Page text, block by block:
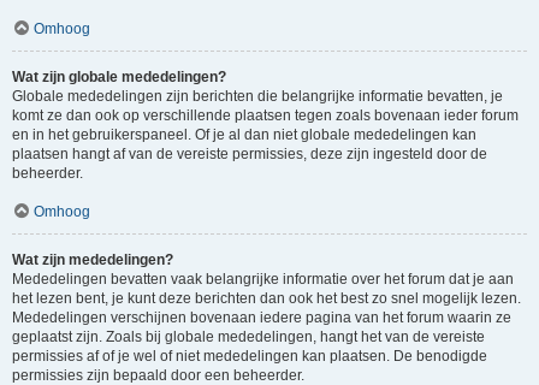
Omhoog
Wat zijn globale mededelingen?
Globale mededelingen zijn berichten die belangrijke informatie bevatten, je
komt ze dan ook op verschillende plaatsen tegen zoals bovenaan ieder forum
en in het gebruikerspaneel. Of je al dan niet globale mededelingen kan
plaatsen hangt af van de vereiste permissies, deze zijn ingesteld door de
beheerder.
Omhoog
Wat zijn mededelingen?
Mededelingen bevatten vaak belangrijke informatie over het forum dat je aan
het lezen bent, je kunt deze berichten dan ook het best zo snel mogelijk lezen.
Mededelingen verschijnen bovenaan iedere pagina van het forum waarin ze
geplaatst zijn. Zoals bij globale mededelingen, hangt het van de vereiste
permissies af of je wel of niet mededelingen kan plaatsen. De benodigde
permissies zijn bepaald door een beheerder.